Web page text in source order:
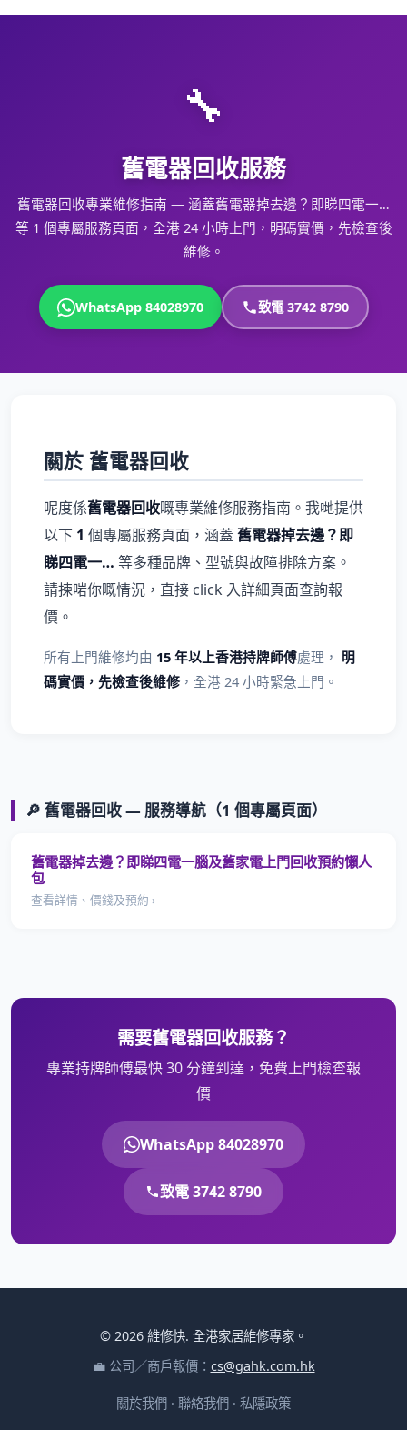
🔧
舊電器回收服務
舊電器回收專業維修指南 — 涵蓋舊電器掉去邊？即睇四電一…
等 1 個專屬服務頁面，全港 24 小時上門，明碼實價，先檢查後
維修。
WhatsApp 84028970 致電 3742 8790
關於 舊電器回收
呢度係舊電器回收嘅專業維修服務指南。我哋提供
以下 1 個專屬服務頁面，涵蓋舊電器掉去邊？即
睇四電一… 等多種品牌、型號與故障排除方案。
請揀啱你嘅情況，直接 click 入詳細頁面查詢報
價。
所有上門維修均由 15 年以上香港持牌師傅處理， 明
碼實價，先檢查後維修 ，全港 24 小時緊急上門。
🔎 舊電器回收 — 服務導航（1 個專屬頁面）
舊電器掉去邊？即睇四電一腦及舊家電上門回收預約懶人
包
查看詳情、價錢及預約 ›
需要舊電器回收服務？
專業持牌師傅最快 30 分鐘到達，免費上門檢查報
價
WhatsApp 84028970
致電 3742 8790
© 2026 維修快. 全港家居維修專家。
💼 公司／商戶報價： cs@gahk.com.hk
關於我們 · 聯絡我們 · 私隱政策